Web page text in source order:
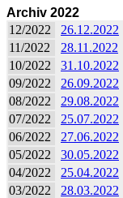
Archiv 2022
12/2022
26.12.2022
11/2022
28.11.2022
10/2022
31.10.2022
09/2022
26.09.2022
08/2022
29.08.2022
07/2022
25.07.2022
06/2022
27.06.2022
05/2022
30.05.2022
04/2022
25.04.2022
03/2022
28.03.2022